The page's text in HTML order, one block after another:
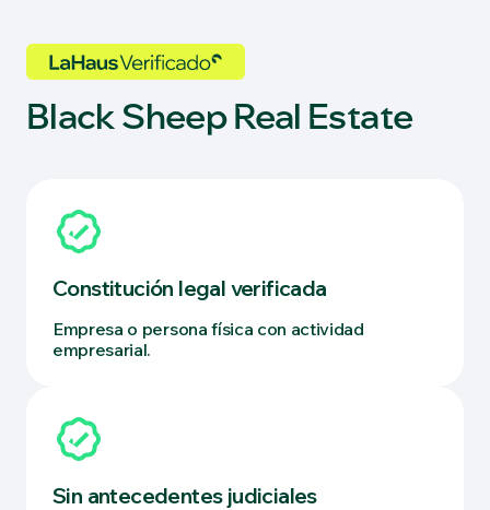
Black Sheep Real Estate
Constitución legal verificada
Empresa o persona física con actividad
empresarial.
Sin antecedentes judiciales